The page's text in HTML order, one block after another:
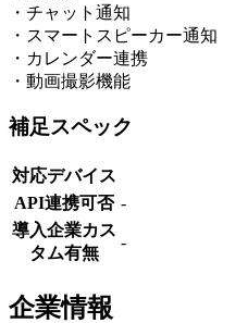
・チャット通知
・スマートスピーカー通知
・カレンダー連携
・動画撮影機能
補足スペック
対応デバイス
API連携可否 -
導入企業カス
タム有無
-
企業情報